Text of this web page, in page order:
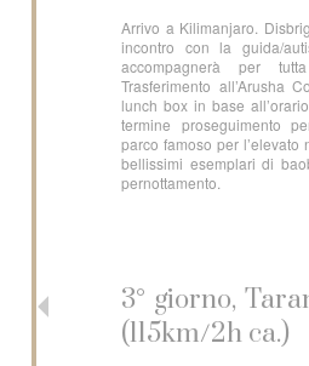
Arrivo a Kilimanjaro.
incontro con la guida/
accompagnerà per
Trasferimento all’Arusha
lunch box in base
termine proseguimento
parco famoso per
bellissimi esemplari di
pernottamento.
3° giorno,
(115km/2h ca.)